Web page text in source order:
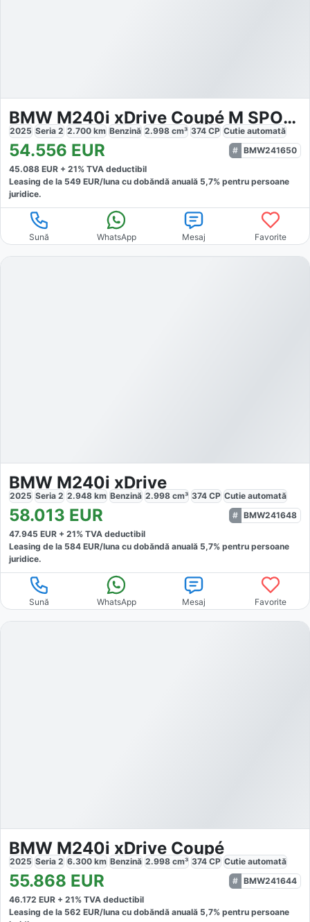
BMW M240i xDrive Coupé M SPORT
2025 Seria 2 2.700 km Benzină 2.998 cm³ 374 CP Cutie automată
54.556 EUR
BMW241650
45.088 EUR + 21% TVA deductibil
Leasing de la 549 EUR/luna cu dobăndă anuală 5,7% pentru persoane
juridice.
Sună WhatsApp Mesaj Favorite
BMW M240i xDrive
2025 Seria 2 2.948 km Benzină 2.998 cm³ 374 CP Cutie automată
58.013 EUR
BMW241648
47.945 EUR + 21% TVA deductibil
Leasing de la 584 EUR/luna cu dobăndă anuală 5,7% pentru persoane
juridice.
Sună WhatsApp Mesaj Favorite
BMW M240i xDrive Coupé
2025 Seria 2 6.300 km Benzină 2.998 cm³ 374 CP Cutie automată
55.868 EUR
BMW241644
46.172 EUR + 21% TVA deductibil
Leasing de la 562 EUR/luna cu dobăndă anuală 5,7% pentru persoane